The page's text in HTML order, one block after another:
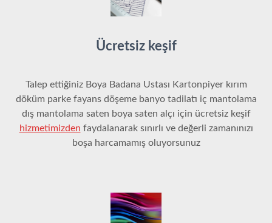
Ücretsiz keşif
Talep ettiğiniz Boya Badana Ustası Kartonpiyer kırım
döküm parke fayans döşeme banyo tadilatı iç mantolama
dış mantolama saten boya saten alçı için ücretsiz keşif
hizmetimizden faydalanarak sınırlı ve değerli zamanınızı
boşa harcamamış oluyorsunuz